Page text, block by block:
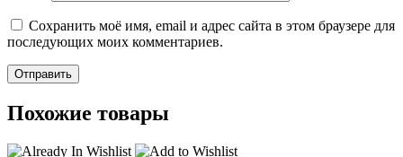
Сохранить моё имя, email и адрес сайта в этом браузере для
последующих моих комментариев.
Похожие товары